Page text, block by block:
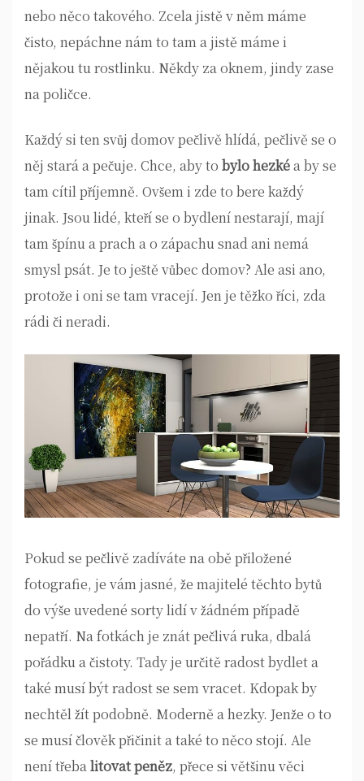
nebo něco takového. Zcela jistě v něm máme
čisto, nepáchne nám to tam a jistě máme i
nějakou tu rostlinku. Někdy za oknem, jindy zase
na poličce.
Každý si ten svůj domov pečlivě hlídá, pečlivě se o
něj stará a pečuje. Chce, aby to bylo hezkéa by se
tam cítil příjemně. Ovšem i zde to bere každý
jinak. Jsou lidé, kteří se o bydlení nestarají, mají
tam špínu a prach a o zápachu snad ani nemá
smysl psát. Je to ještě vůbec domov? Ale asi ano,
protože i oni se tam vracejí. Jen je těžko říci, zda
rádi či neradi.
Pokud se pečlivě zadíváte na obě přiložené
fotografie, je vám jasné, že majitelé těchto bytů
do výše uvedené sorty lidí v žádném případě
nepatří. Na fotkách je znát pečlivá ruka, dbalá
pořádku a čistoty. Tady je určitě radost bydlet a
také musí být radost se sem vracet. Kdopak by
nechtěl žít podobně. Moderně a hezky. Jenže o to
se musí člověk přičinit a také to něco stojí. Ale
není třebalitovat peněz, přece si většinu věci